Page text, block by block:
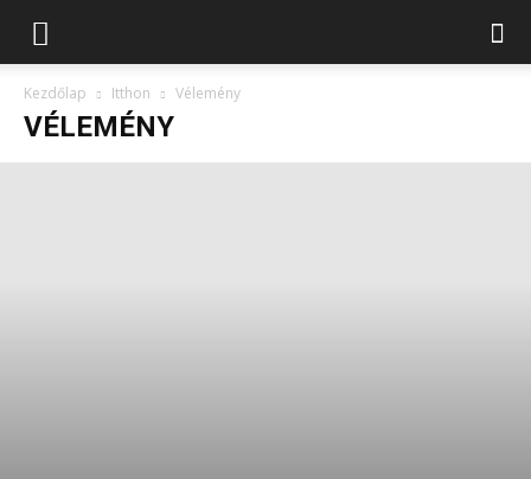
Kezdőlap Itthon Vélemény
VÉLEMÉNY